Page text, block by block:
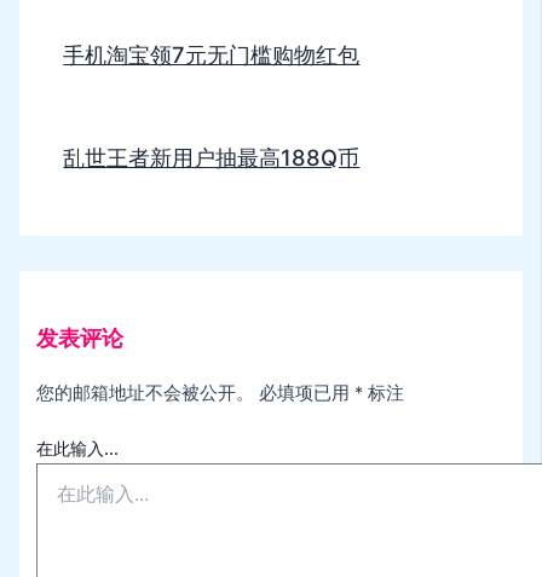
手机淘宝领7元无门槛购物红包
乱世王者新用户抽最高188Q币
发表评论
您的邮箱地址不会被公开。 必填项已用 * 标注
在此输入...